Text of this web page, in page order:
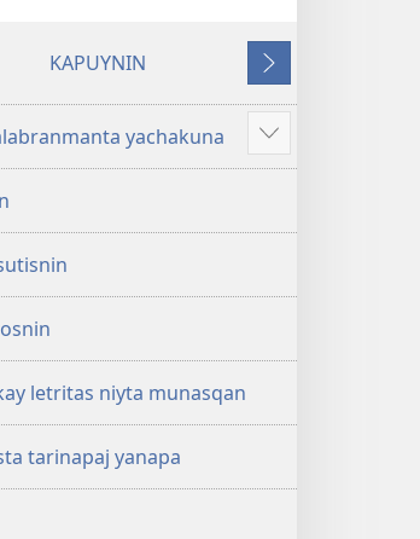
PalabranPalabran
KAPUYNIN
Qhepan
kaj
yachakuna
Show
more
letritas niyta munasqan
tarinapaj yanapa